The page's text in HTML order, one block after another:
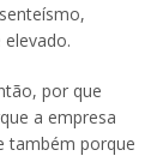
por que
a empresa
também porque